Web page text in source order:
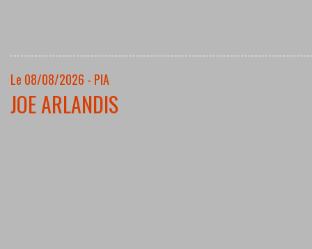
Le 08/08/2026 - PIA
JOE ARLANDIS